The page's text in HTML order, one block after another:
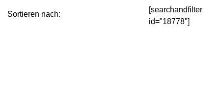
Sortieren nach:
[searchandfilter
id="18778"]